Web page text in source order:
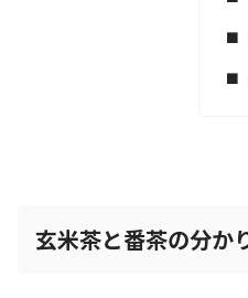
玄米茶と番茶の分か